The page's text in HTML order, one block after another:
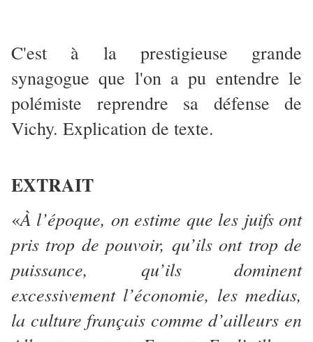
C'est à la prestigieuse grande
synagogue que l'on a pu entendre le
polémiste reprendre sa défense de
Vichy. Explication de texte.
EXTRAIT
«À l’époque, on estime que les juifs ont
pris trop de pouvoir, qu’ils ont trop de
puissance, qu’ils dominent
excessivement l’économie, les medias,
la culture français comme d’ailleurs en